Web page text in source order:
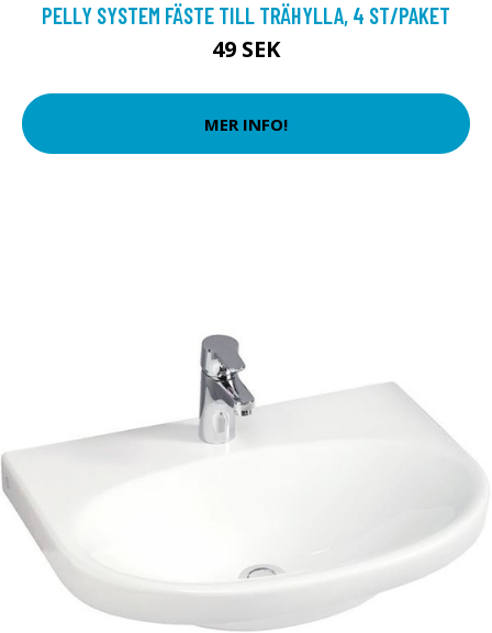
PELLY SYSTEM FÄSTE TILL TRÄHYLLA, 4 ST/PAKET
49 SEK
MER INFO!